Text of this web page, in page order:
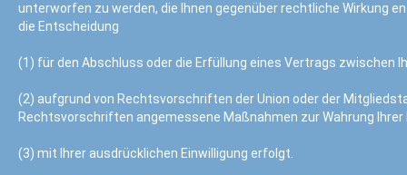
unterworfen zu werden, die Ihnen gegenüber rechtliche Wirkung
die Entscheidung
(1) für den Abschluss oder die Erfüllung eines Vertrags zwischen
(2) aufgrund von Rechtsvorschriften der Union oder der
Rechtsvorschriften angemessene Maßnahmen zur Wahrung
(3) mit Ihrer ausdrücklichen Einwilligung erfolgt.